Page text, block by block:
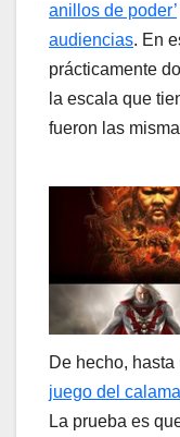
anillos de poder’
audiencias. En
prácticamente
la escala que
fueron las
De hecho,
juego del
La prueba es